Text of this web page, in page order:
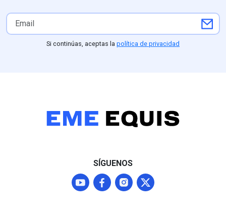
facturas, gastos de hasta 5
mil pesos diarios sin
comprobar, facturación de
comidas para terceros no
excesos y autocomisiones
autorizadas por el propio
de los habitantes vive en
pobreza y padece graves
Si continúas, aceptas la política de privacidad
SÍGUENOS